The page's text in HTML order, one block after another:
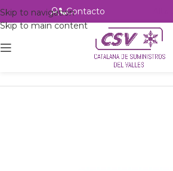
Skip to navigation
Skip to main content
Contacto
Intercambio